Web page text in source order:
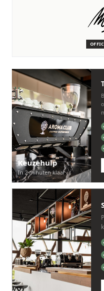
Wij staan voor je
Deskundige monteurs die
Persoonlijk, snel en zonder
Keuzehulp
In 2 minuten klaar